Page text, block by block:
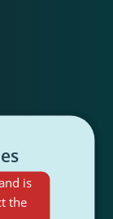
is
the